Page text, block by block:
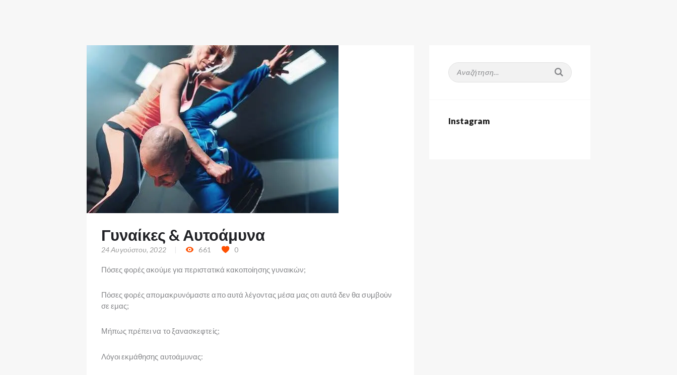
Η ΣΧΟΛΗ
GALLERY
ΤΑ ΝΕΑ ΜΑΣ
ΕΠΙΚΟΙΝΩΝΙΑ
Γυναίκες & Αυτοάμυνα
24 Αυγούστου, 2022 661 0
Πόσες φορές ακούμε για περιστατικά κακοποίησης γυναικών;
Πόσες φορές απομακρυνόμαστε απο αυτά λέγοντας μέσα μας οτι αυτά δεν θα συμβούν
σε εμας;
Μήπως πρέπει να το ξανασκεφτείς;
Λόγοι εκμάθησης αυτοάμυνας:
Αναζήτηση
για:
Instagram